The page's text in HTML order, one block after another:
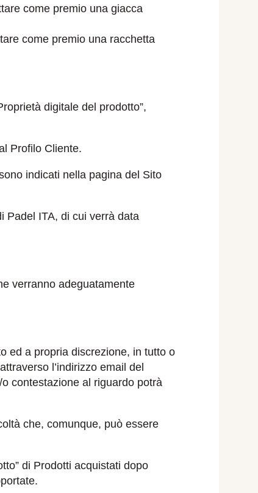
come premio una giacca
come premio una racchetta
digitale del prodotto”,
Profilo Cliente.
indicati nella pagina del Sito
Padel ITA, di cui verrà data
verranno adeguatamente
ed a propria discrezione, in tutto o
l’indirizzo email del
contestazione al riguardo potrà
che, comunque, può essere
di Prodotti acquistati dopo